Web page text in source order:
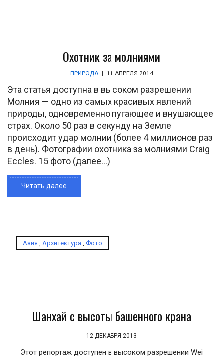
Охотник за молниями
ПРИРОДА 11 АПРЕЛЯ 2014
Эта статья доступна в высоком разрешении
Молния — одно из самых красивых явлений
природы, одновременно пугающее и внушающее
страх. Около 50 раз в секунду на Земле
происходит удар молнии (более 4 миллионов раз
в день). Фотографии охотника за молниями Craig
Eccles. 15 фото (далее…)
Читать далее
Азия , Архитектура , Фото
Шанхай с высоты башенного крана
12 ДЕКАБРЯ 2013
Этот репортаж доступен в высоком разрешении Wei